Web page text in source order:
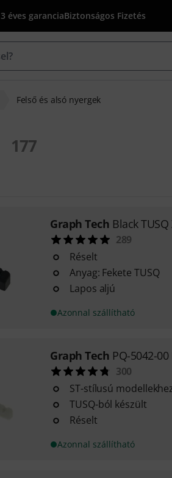
3 éves garanciaBiztonságos Fizetés
Felső és alsó nyergek
177
Graph Tech Black
289
Réselt
Anyag: Fekete TUSQ
Lapos aljú
Azonnal szállítható
Graph Tech PQ-5042-
300
ST-stílusú
TUSQ-ból készült
Réselt
Azonnal szállítható